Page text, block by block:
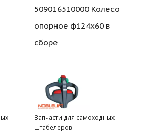
509016510000 Колесо
опорное ф124х60 в
сборе
Запчасти для самоходных
штабелеров